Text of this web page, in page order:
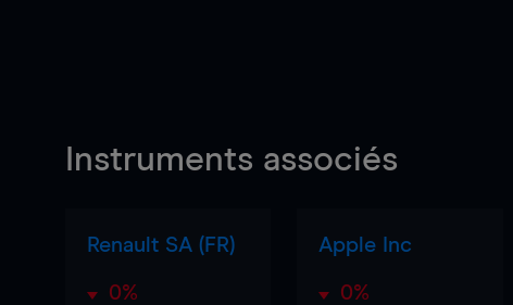
Instruments associés
Renault SA (FR)
0%
Apple Inc
0%